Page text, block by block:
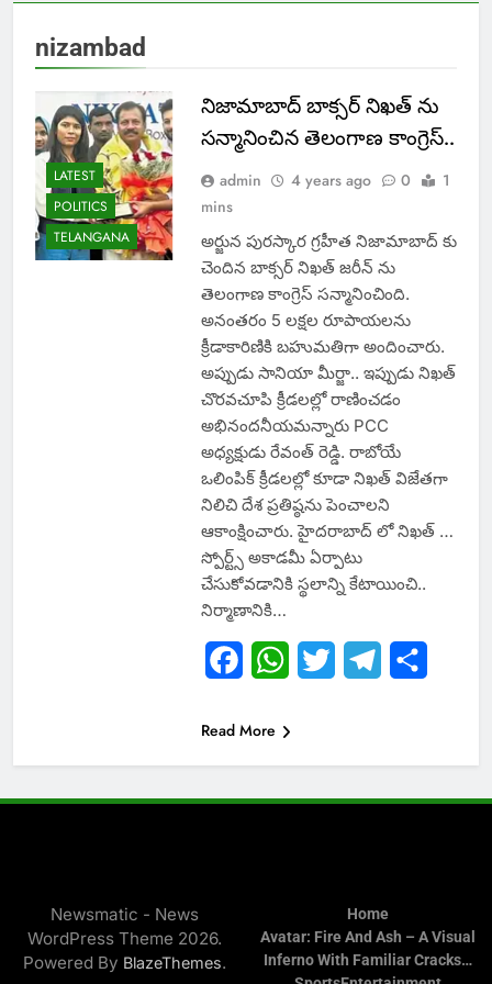
nizambad
LATEST
POLITICS
TELANGANA
నిజామాబాద్ బాక్సర్ నిఖత్ ను
సన్మానించిన తెలంగాణ కాంగ్రెస్..
admin 4 years ago 0
1
mins
అర్జున పురస్కార గ్రహీత నిజామాబాద్ కు
చెందిన బాక్సర్ నిఖత్ జరీన్ ను
తెలంగాణ కాంగ్రెస్ సన్మానించింది.
అనంతరం 5 లక్షల రూపాయలను
క్రీడాకారిణికి బహుమతిగా అందించారు.
అప్పుడు సానియా మీర్జా.. ఇప్పుడు నిఖత్
చొరవచూపి క్రీడలల్లో రాణించడం
అభినందనీయమన్నారు PCC
అధ్యక్షుడు రేవంత్ రెడ్డి. రాబోయే
ఒలింపిక్ క్రీడలల్లో కూడా నిఖత్ విజేతగా
నిలిచి దేశ ప్రతిష్ఠను పెంచాలని
ఆకాంక్షించారు. హైదరాబాద్ లో నిఖత్ …
స్పోర్ట్స్ అకాడమీ ఏర్పాటు
చేసుకోవడానికి స్థలాన్ని కేటాయించి..
నిర్మాణానికి…
FacebookWhatsApp
Twitter Telegram
Read More
Newsmatic - News
WordPress Theme 2026.
Powered By BlazeThemes.
Home
Avatar: Fire And Ash – A Visual
Inferno With Familiar Cracks…